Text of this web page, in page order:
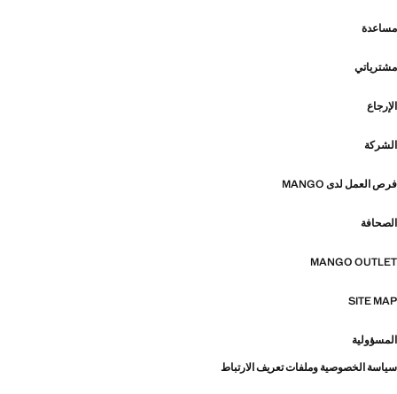
مساعدة
مشترياتي
الإرجاع
الشركة
فرص العمل لدى MANGO
الصحافة
MANGO OUTLET
SITE MAP
المسؤولية
سياسة الخصوصية وملفات تعريف الارتباط